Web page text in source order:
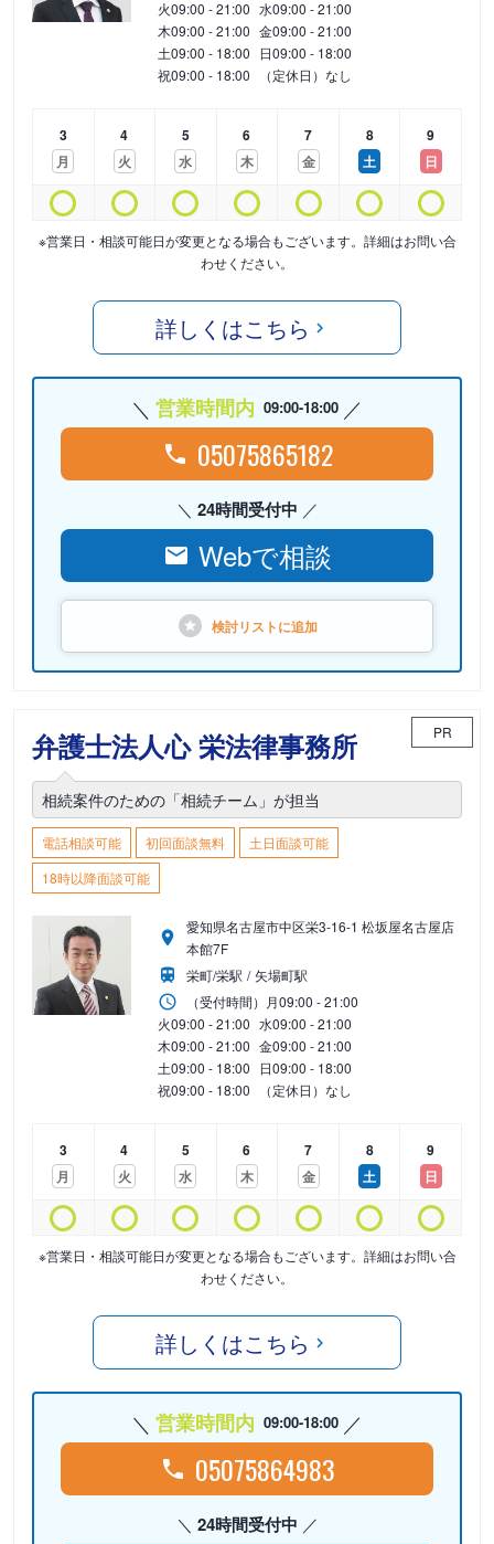
火09:00 - 21:00 水09:00 - 21:00
木09:00 - 21:00 金09:00 - 21:00
土09:00 - 18:00 日09:00 - 18:00
祝09:00 - 18:00 （定休日）なし
3
月
4
火
5
水
6
木
7
金
8
土
9
日
※営業日・相談可能日が変更となる場合もございます。詳細はお問い合
わせください。
詳しくはこちら
営業時間内 09:00-18:00
05075865182
24時間受付中
Webで相談
検討リストに追加
弁護士法人心 栄法律事務所 PR
相続案件のための「相続チーム」が担当
電話相談可能 初回面談無料
土日面談可能
18時以降面談可能
愛知県名古屋市中区栄3-16-1 松坂屋名古屋店
本館7F
栄町/栄駅
矢場町駅
（受付時間） 月09:00 - 21:00
火09:00 - 21:00 水09:00 - 21:00
木09:00 - 21:00 金09:00 - 21:00
土09:00 - 18:00 日09:00 - 18:00
祝09:00 - 18:00 （定休日）なし
3
月
4
火
5
水
6
木
7
金
8
土
9
日
※営業日・相談可能日が変更となる場合もございます。詳細はお問い合
わせください。
詳しくはこちら
営業時間内 09:00-18:00
05075864983
24時間受付中